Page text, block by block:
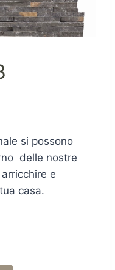
si possono
delle nostre
e
casa.